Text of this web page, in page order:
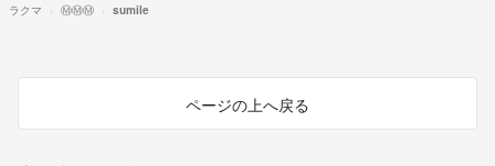
ラクマ Ⓜ︎Ⓜ︎Ⓜ︎ sumile
ページの上へ戻る